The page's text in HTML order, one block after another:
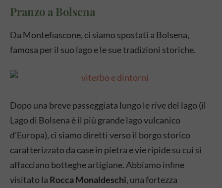
Pranzo a Bolsena
Da Montefiascone, ci siamo spostati a Bolsena,
famosa per il suo lago e le sue tradizioni storiche.
Dopo una breve passeggiata lungo le rive del lago (il
Lago di Bolsena è il più grande lago vulcanico
d’Europa), ci siamo diretti verso il borgo storico
caratterizzato da case in pietra e vie ripide su cui si
affacciano botteghe artigiane. Abbiamo infine
visitato la Rocca Monaldeschi, una fortezza